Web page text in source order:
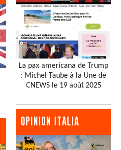
La pax americana de Trump
: Michel Taube à la Une de
CNEWS le 19 août 2025
OPINION ITALIA